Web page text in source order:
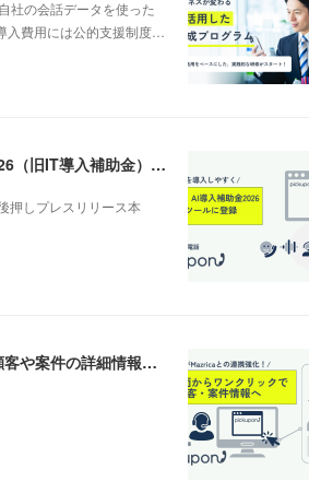
社の会話データを使った
費用には公的支援制度…
AI電話の導入を後押し。「pickupon」がデジタル化・AI導入補助金2026（旧IT導入補助金）の対象ツールとして登録
押しプレスリリース本
AIクラウドIP電話「pickupon」、顧客管理システム「Mazrica」上の顧客や案件の詳細情報へワンクリックで遷移できる新機能を追加